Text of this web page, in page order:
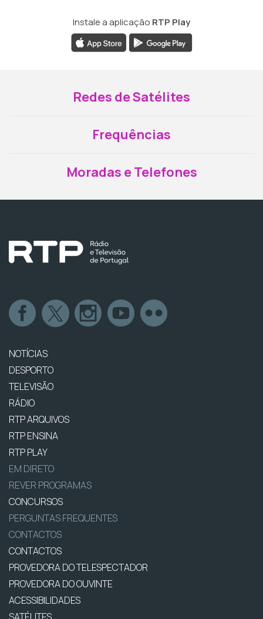
Instale a aplicação RTP Play
Redes de Satélites
Frequências
Moradas e Telefones
NOTÍCIAS
DESPORTO
TELEVISÃO
RÁDIO
RTP ARQUIVOS
RTP ENSINA
RTP PLAY
EM DIRETO
REVER PROGRAMAS
CONCURSOS
PERGUNTAS FREQUENTES
CONTACTOS
CONTACTOS
PROVEDORA DO TELESPECTADOR
PROVEDORA DO OUVINTE
ACESSIBILIDADES